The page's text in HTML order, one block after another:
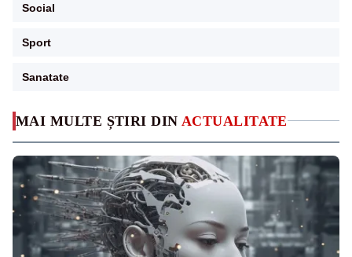
MAI MULTE ȘTIRI DIN ACTUALITATE
Social
Sport
Sanatate